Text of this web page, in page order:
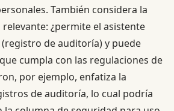
También considera la
relevante: ¿permite el asistente
de auditoría) y puede
cumpla con las regulaciones de
por ejemplo, enfatiza la
de auditoría, lo cual podría